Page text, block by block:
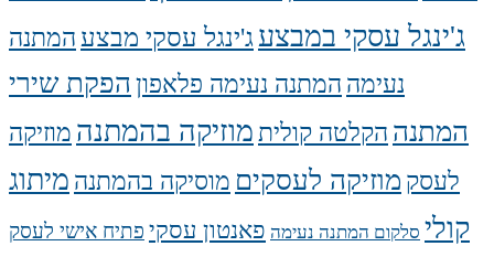
ג'ינגל עסקי במבצעג'ינגל עסקי מבצעהמתנה
נעימה המתנה נעימה פלאפון הפקת שירי
המתנה הקלטה קוליתמוזיקה בהמתנה מוזיקה
לעסק מוזיקה לעסקים מוסיקה בהמתנה מיתוג
קולי סלקום המתנה נעימה פאנטון עסקי פתיח אישי לעסק